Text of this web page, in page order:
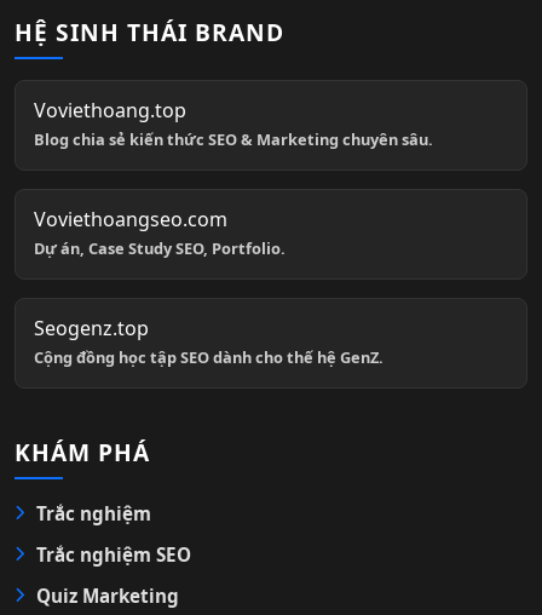
HỆ SINH THÁI BRAND
Voviethoang.top
Blog chia sẻ kiến thức SEO & Marketing chuyên sâu.
Voviethoangseo.com
Dự án, Case Study SEO, Portfolio.
Seogenz.top
Cộng đồng học tập SEO dành cho thế hệ GenZ.
KHÁM PHÁ
Trắc nghiệm
Trắc nghiệm SEO
Quiz Marketing